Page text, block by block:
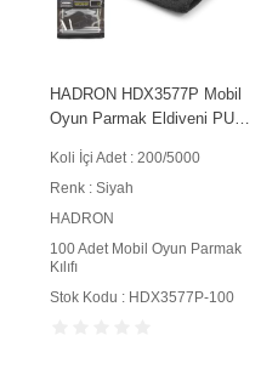
HADRON HDX3577P Mobil
Oyun Parmak Eldiveni PUBG
Ekran Uyumlu 100 Adet
Siyah
Koli İçi Adet : 200/5000
Renk : Siyah
HADRON
100 Adet Mobil Oyun Parmak
Kılıfı
Stok Kodu : HDX3577P-100